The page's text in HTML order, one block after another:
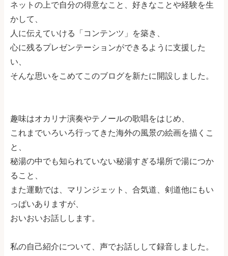
ネットの上で自分の得意なこと、好きなことや経験を生
かして、
人に伝えていける「コンテンツ」を築き、
心に残るプレゼンテーションができるように支援した
い、
そんな思いをこめてこのブログを新たに開設しました。
趣味はオカリナ演奏やテノールの歌唱をはじめ、
これまでいろいろ行ってきた海外の風景の絵画を描くこ
と、
秘湯の中でも知られていない秘湯すぎる場所で湯につか
ること、
また運動では、マリンジェット、合気道、剣道他にもい
っぱいありますが、
おいおいお話しします。
私の自己紹介について、声でお話しして録音しました。